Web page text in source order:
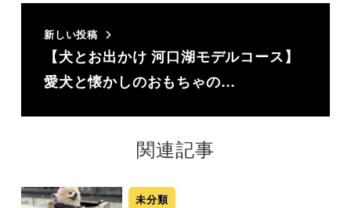
新しい投稿
【犬とお出かけ 河口湖モデルコース】
愛犬と懐かしのおもちゃの…
関連記事
未分類